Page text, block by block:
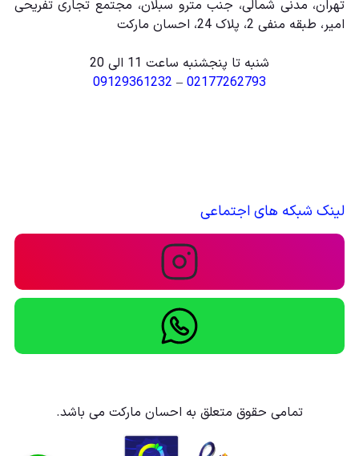
تهران، مدنی شمالی، جنب مترو سبلان، مجتمع تجاری تفریحی
امیر، طبقه منفی 2، پلاک 24، احسان مارکت
شنبه تا پنجشنبه ساعت 11 الی 20
02177262793
–
09129361232
لینک شبکه های اجتماعی
تمامی حقوق متعلق به احسان مارکت می باشد.